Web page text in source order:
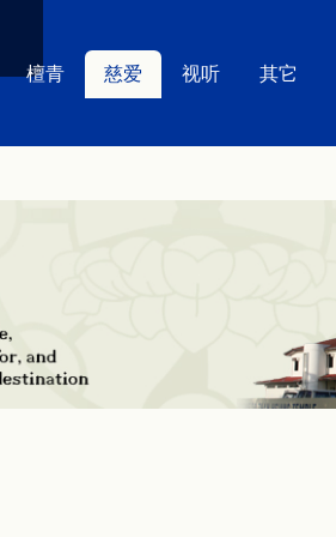
檀青 慈爱 视听 其它